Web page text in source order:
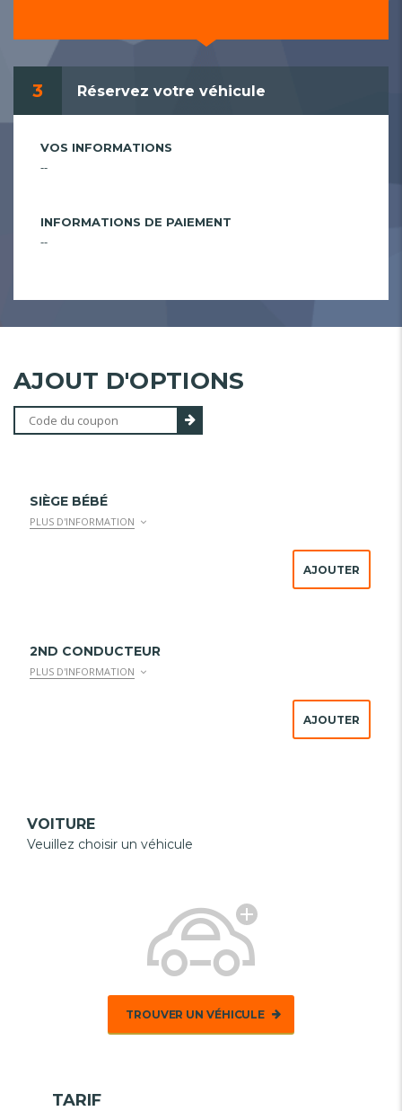
3 Réservez votre véhicule
VOS INFORMATIONS
--
INFORMATIONS DE PAIEMENT
--
AJOUT D'OPTIONS
SIÈGE BÉBÉ
PLUS D'INFORMATION
AJOUTER
2ND CONDUCTEUR
PLUS D'INFORMATION
AJOUTER
VOITURE
Veuillez choisir un véhicule
TROUVER UN VÉHICULE
TARIF